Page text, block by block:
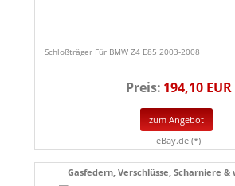
Schloßträger Für BMW Z4 E85 2003-2008
Preis: 194,10 EUR
zum Angebot
eBay.de (*)
Gasfedern, Verschlüsse, Scharniere &